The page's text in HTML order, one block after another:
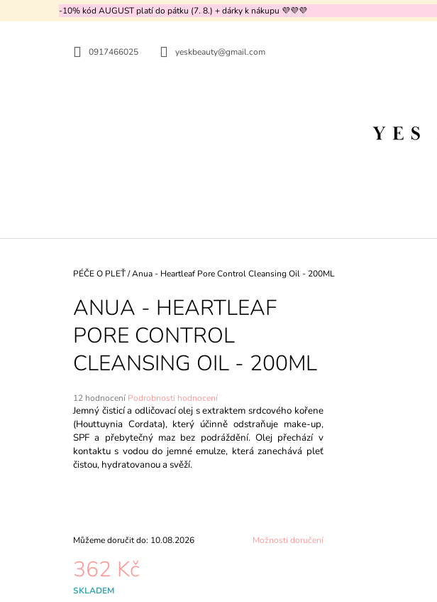
-10% kód AUGUST platí do pátku (7. 8.) + dárky k nákupu 💜💜💜
0917466025 yeskbeauty@gmail.com
Domů
PÉČE O PLEŤ/Anua - Heartleaf Pore Control Cleansing Oil - 200ML
ANUA - HEARTLEAF
PORE CONTROL
CLEANSING OIL - 200ML
Průměrné
hodnocení
produktu
je
5,0
z
12 hodnocení Podrobnosti hodnocení
Jemný čisticí a odličovací olej s extraktem srdcového kořene
(Houttuynia Cordata), který účinně odstraňuje make-up,
SPF a přebytečný maz bez podráždění. Olej přechází v
kontaktu s vodou do jemné emulze, která zanechává pleť
čistou, hydratovanou a svěží.
Můžeme doručit do: 10.08.2026 Možnosti doručení
362 Kč
Měrná
SKLADEM
O
CENTELLIAN24 - MADECA CREAM
TIME REVERSE ZERO (SEASON7) 80ML
355 Kč